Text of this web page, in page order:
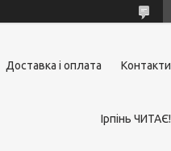
Доставка і оплата Контакти
Ірпінь ЧИТАЄ!